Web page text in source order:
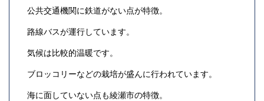
公共交通機関に鉄道がない点が特徴。
路線バスが運行しています。
気候は比較的温暖です。
ブロッコリーなどの栽培が盛んに行われています。
海に面していない点も綾瀬市の特徴。